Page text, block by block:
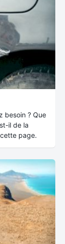
besoin ? Que
il de la
page.